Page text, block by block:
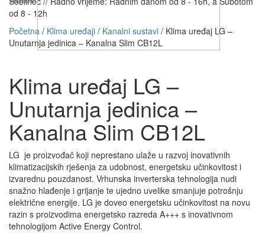
od 8 - 12h
Početna / Klima uređaji / Kanalni sustavi / Klima uređaj LG –
Unutarnja jedinica – Kanalna Slim CB12L
Klima uređaj LG –
Unutarnja jedinica –
Kanalna Slim CB12L
LG je proizvođač koji neprestano ulaže u razvoj inovativnih
klimatizacijskih rješenja za udobnost, energetsku učinkovitost i
izvarednu pouzdanost. Vrhunska inverterska tehnologija nudi
snažno hlađenje i grijanje te ujedno uvelike smanjuje potrošnju
električne energije. LG je doveo energetsku učinkovitost na novu
razin s proizvodima energetsko razreda A+++ s inovativnom
tehnologijom Active Energy Control.